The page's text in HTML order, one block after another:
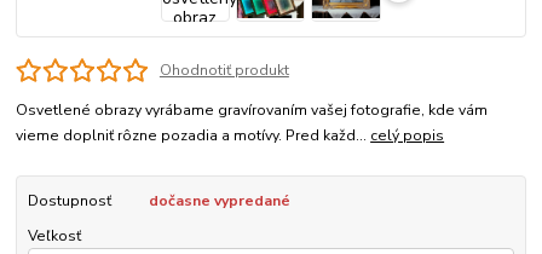
Ohodnotiť produkt
Osvetlené obrazy vyrábame gravírovaním vašej fotografie, kde vám
vieme doplniť rôzne pozadia a motívy. Pred každ... celý popis
Dostupnosť
dočasne vypredané
Veľkosť